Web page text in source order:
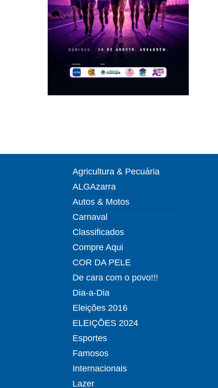
Agricultura & Pecuária
ALGAzarra
Autos & Motos
Carnaval
Classificados
Compre Aqui
COR DA PELE
De cara com o povo!!!
Dia-a-Dia
Eleições 2016
ELEIÇÕES 2024
Esportes
Famosos
Internacionais
Lazer